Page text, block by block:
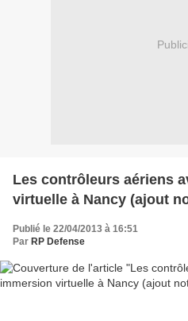
Les contrôleurs aériens
virtuelle à Nancy (ajout
Publié le 22/04/2013 à 16:51
Par RP Defense